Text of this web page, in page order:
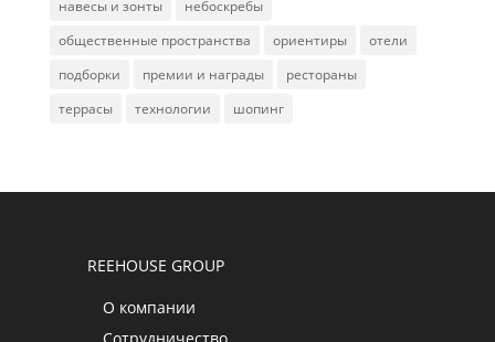
навесы и зонты
небоскребы
общественные пространства
ориентиры
отели
подборки
премии и награды
рестораны
террасы
технологии шопинг
REEHOUSE GROUP
О компании